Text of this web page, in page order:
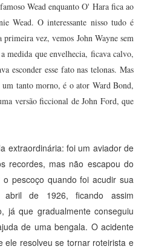
Wead enquanto O' Hara fica ao
Wead. O interessante nisso tudo é
primeira vez, vemos John Wayne sem
medida que envelhecia, ficava calvo,
esconder esse fato nas telonas. Mas
tanto morno, é o ator Ward Bond,
versão ficcional de John Ford, que
extraordinária: foi um aviador de
recordes, mas não escapou do
pescoço quando foi acudir sua
de 1926, ficando assim
já que gradualmente conseguiu
de uma bengala. O acidente
ele resolveu se tornar roteirista e